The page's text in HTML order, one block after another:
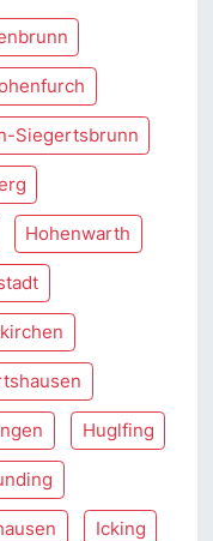
Siegertsbrunn
Hohenwarth
Huglfing
Icking